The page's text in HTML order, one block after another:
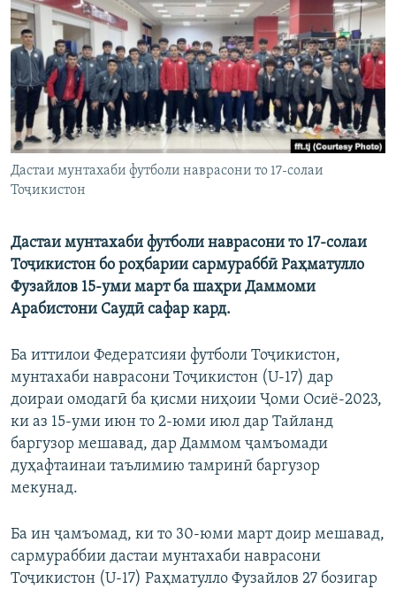
ГУЗОРИШҲОИ РАДИОӢ
Русский
ПАЙГИРӢ КУНЕД
Ҳамаи сомонаҳои RFE/RL
Дастаи мунтахаби футболи наврасони то 17-солаи
Тоҷикистон
Дастаи мунтахаби футболи наврасони то 17-солаи
Тоҷикистон бо роҳбарии сармураббӣ Раҳматулло
Фузайлов 15-уми март ба шаҳри Даммоми
Арабистони Саудӣ сафар кард.
Ба иттилои Федератсияи футболи Тоҷикистон,
мунтахаби наврасони Тоҷикистон (U-17) дар
доираи омодагӣ ба қисми ниҳоии Ҷоми Осиё-2023,
ки аз 15-уми июн то 2-юми июл дар Тайланд
баргузор мешавад, дар Даммом ҷамъомади
дуҳафтаинаи таълимию тамринӣ баргузор
мекунад.
Ба ин ҷамъомад, ки то 30-юми март доир мешавад,
сармураббии дастаи мунтахаби наврасони
Тоҷикистон (U-17) Раҳматулло Фузайлов 27 бозигар